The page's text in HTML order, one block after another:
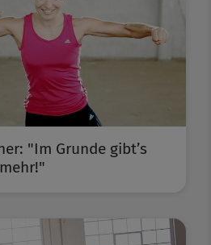
"Im Grunde gibt’s